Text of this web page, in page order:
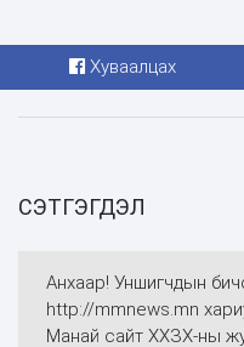
Хуваалцах
СЭТГЭГДЭЛ
Анхаар! Уншигчдын
http://mmnews.mn
Манай сайт ХХЗХ-ны